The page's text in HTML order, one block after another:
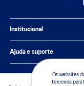
Os websites
terceiros para
Institucional
Política de Privacidade
Sobre a ASICS
Sustentabilidade
Ajuda e suporte
Central de Relacionamento